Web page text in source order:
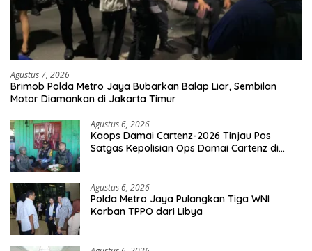
Agustus 7, 2026
Brimob Polda Metro Jaya Bubarkan Balap Liar, Sembilan
Motor Diamankan di Jakarta Timur
Agustus 6, 2026
Kaops Damai Cartenz-2026 Tinjau Pos
Satgas Kepolisian Ops Damai Cartenz di
Agustus 6, 2026
Polda Metro Jaya Pulangkan Tiga WNI
Korban TPPO dari Libya